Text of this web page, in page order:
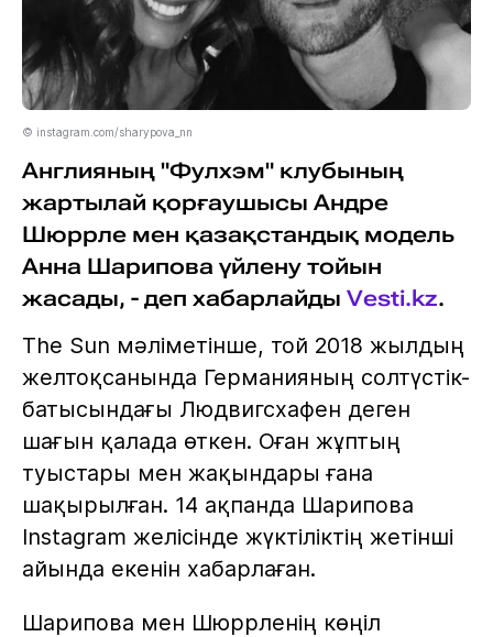
© instagram.com/sharypova_nn
Англияның "Фулхэм" клубының
жартылай қорғаушысы Андре
Шюррле мен қазақстандық модель
Анна Шарипова үйлену тойын
жасады, - деп хабарлайды Vesti.kz.
The Sun мәліметінше, той 2018 жылдың
желтоқсанында Германияның солтүстік-
батысындағы Людвигсхафен деген
шағын қалада өткен. Оған жұптың
туыстары мен жақындары ғана
шақырылған. 14 ақпанда Шарипова
Instagram желісінде жүктіліктің жетінші
айында екенін хабарлаған.
Шарипова мен Шюррленің көңіл